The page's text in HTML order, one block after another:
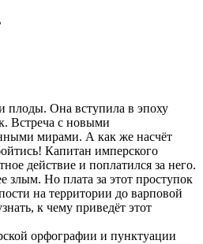
плоды. Она вступила в эпоху
Встреча с новыми
мирами. А как же насчёт
Капитан имперского
действие и поплатился за него.
злым. Но плата за этот проступок
на территории до варповой
к чему приведёт этот
орфографии и пунктуации